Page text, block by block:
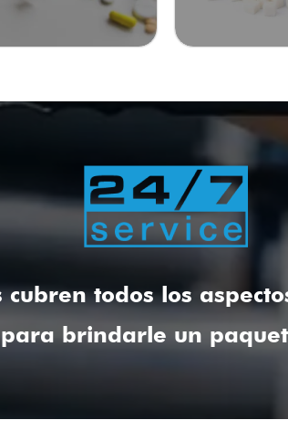
todos los
brindarle un